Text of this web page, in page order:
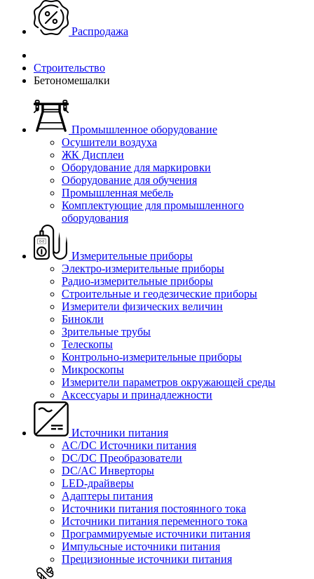
Распродажа
Строительство
Бетономешалки
Промышленное оборудование
Осушители воздуха
ЖК Дисплеи
Оборудование для маркировки
Оборудование для обучения
Промышленная мебель
Комплектующие для промышленного
оборудования
Измерительные приборы
Электро-измерительные приборы
Радио-измерительные приборы
Строительные и геодезические приборы
Измерители физических величин
Бинокли
Зрительные трубы
Телескопы
Контрольно-измерительные приборы
Микроскопы
Измерители параметров окружающей среды
Аксессуары и принадлежности
Источники питания
AC/DC Источники питания
DC/DC Преобразователи
DC/AC Инверторы
LED-драйверы
Адаптеры питания
Источники питания постоянного тока
Источники питания переменного тока
Программируемые источники питания
Импульсные источники питания
Прецизионные источники питания